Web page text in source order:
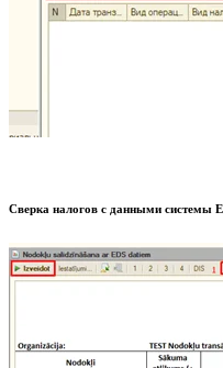
Сверка налогов с данными системы